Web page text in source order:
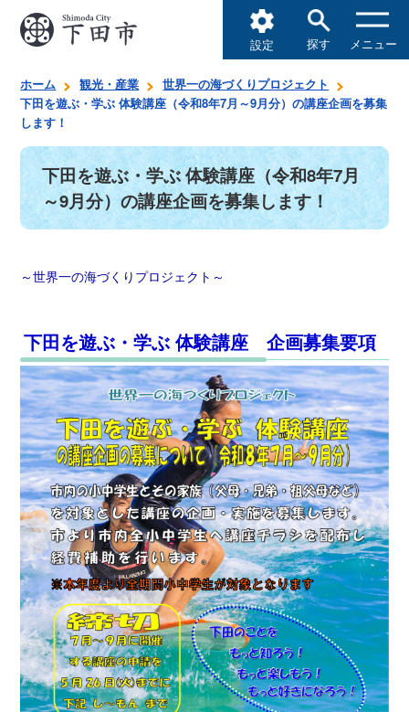
設定 探す メニュー
ホーム 観光・産業
世界一の海づくりプロジェクト
下田を遊ぶ・学ぶ 体験講座（令和8年7月～9月分）の講座企画を募集
します！
下田を遊ぶ・学ぶ 体験講座（令和8年7月
～9月分）の講座企画を募集します！
～世界一の海づくりプロジェクト～
下田を遊ぶ・学ぶ 体験講座 企画募集要項